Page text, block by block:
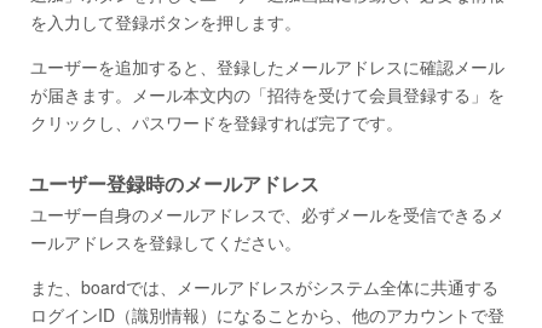
を入力して登録ボタンを押します。
ユーザーを追加すると、登録したメールアドレスに確認メール
が届きます。メール本文内の「招待を受けて会員登録する」を
クリックし、パスワードを登録すれば完了です。
ユーザー登録時のメールアドレス
ユーザー自身のメールアドレスで、必ずメールを受信できるメ
ールアドレスを登録してください。
また、boardでは、メールアドレスがシステム全体に共通する
ログインID（識別情報）になることから、他のアカウントで登